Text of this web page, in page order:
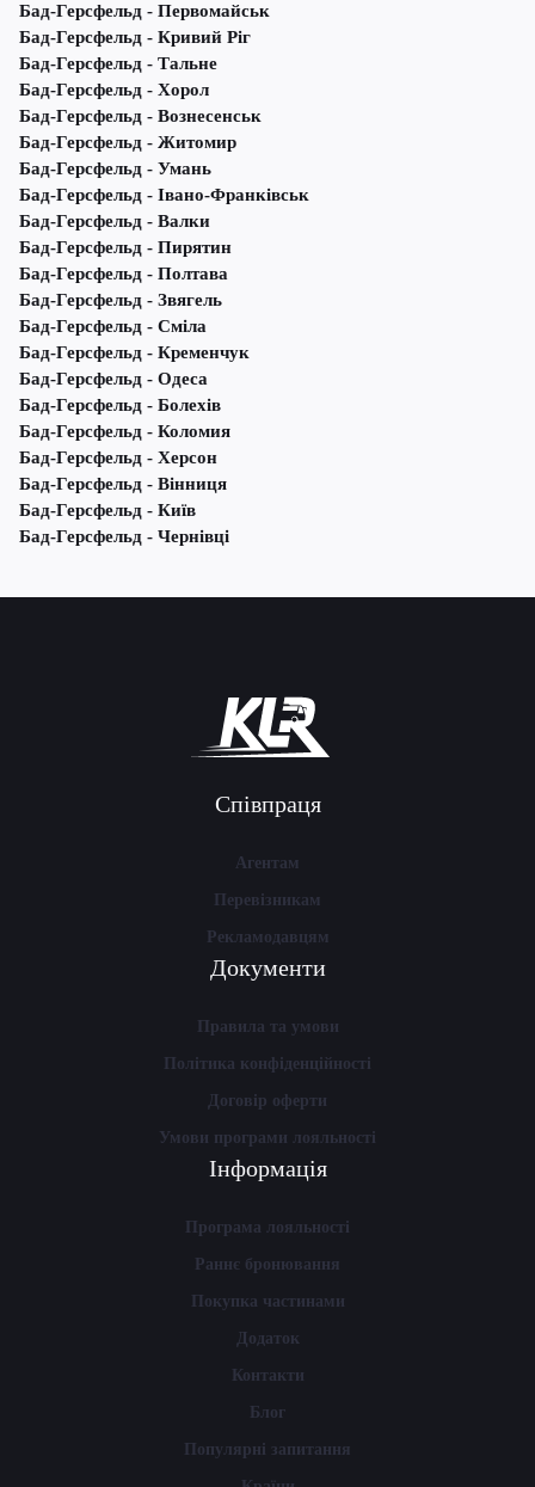
Бад-Герсфельд - Первомайськ
Бад-Герсфельд - Кривий Ріг
Бад-Герсфельд - Тальне
Бад-Герсфельд - Хорол
Бад-Герсфельд - Вознесенськ
Бад-Герсфельд - Житомир
Бад-Герсфельд - Умань
Бад-Герсфельд - Івано-Франківськ
Бад-Герсфельд - Валки
Бад-Герсфельд - Пирятин
Бад-Герсфельд - Полтава
Бад-Герсфельд - Звягель
Бад-Герсфельд - Сміла
Бад-Герсфельд - Кременчук
Бад-Герсфельд - Одеса
Бад-Герсфельд - Болехів
Бад-Герсфельд - Коломия
Бад-Герсфельд - Херсон
Бад-Герсфельд - Вінниця
Бад-Герсфельд - Київ
Бад-Герсфельд - Чернівці
Співпраця
Агентам
Перевізникам
Рекламодавцям
Документи
Правила та умови
Політика конфіденційності
Договір оферти
Умови програми лояльності
Інформація
Програма лояльності
Раннє бронювання
Покупка частинами
Додаток
Контакти
Блог
Популярні запитання